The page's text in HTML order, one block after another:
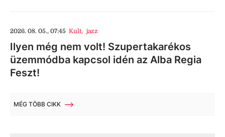
2026. 08. 05., 07:45 Kult, jazz
Ilyen még nem volt! Szupertakarékos
üzemmódba kapcsol idén az Alba Regia
Feszt!
MÉG TÖBB CIKK